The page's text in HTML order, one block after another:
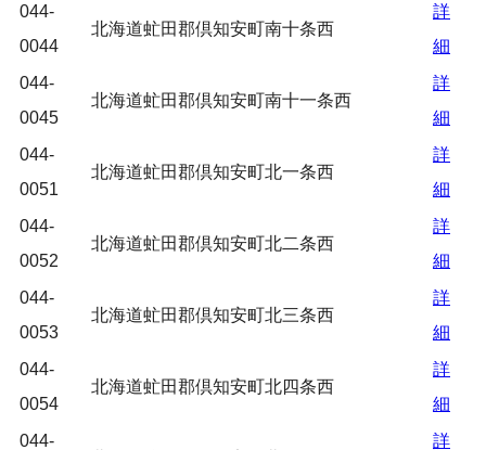
044-
0044
北海道虻田郡倶知安町南十条西
詳
細
044-
0045
北海道虻田郡倶知安町南十一条西
詳
細
044-
0051
北海道虻田郡倶知安町北一条西
詳
細
044-
0052
北海道虻田郡倶知安町北二条西
詳
細
044-
0053
北海道虻田郡倶知安町北三条西
詳
細
044-
0054
北海道虻田郡倶知安町北四条西
詳
細
044-
詳